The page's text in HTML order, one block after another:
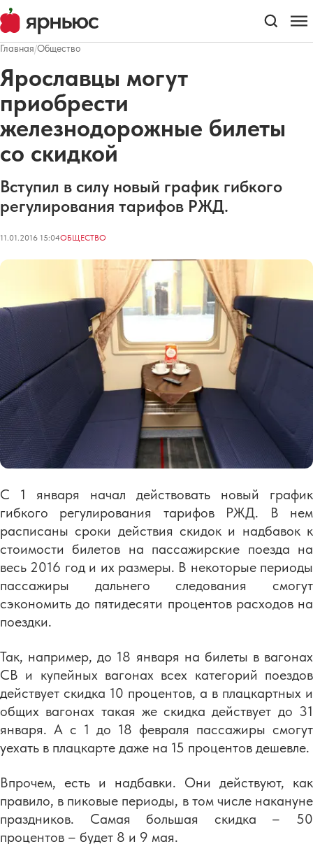
Главная/Общество
Ярославцы могут
приобрести
железнодорожные билеты
со скидкой
Вступил в силу новый график гибкого
регулирования тарифов РЖД.
11.01.2016 15:04ОБЩЕСТВО
С 1 января начал действовать новый график
гибкого регулирования тарифов РЖД. В нем
расписаны сроки действия скидок и надбавок к
стоимости билетов на пассажирские поезда на
весь 2016 год и их размеры. В некоторые периоды
пассажиры дальнего следования смогут
сэкономить до пятидесяти процентов расходов на
поездки.
Так, например, до 18 января на билеты в вагонах
СВ и купейных вагонах всех категорий поездов
действует скидка 10 процентов, а в плацкартных и
общих вагонах такая же скидка действует до 31
января. А с 1 до 18 февраля пассажиры смогут
уехать в плацкарте даже на 15 процентов дешевле.
Впрочем, есть и надбавки. Они действуют, как
правило, в пиковые периоды, в том числе накануне
праздников. Самая большая скидка – 50
процентов – будет 8 и 9 мая.